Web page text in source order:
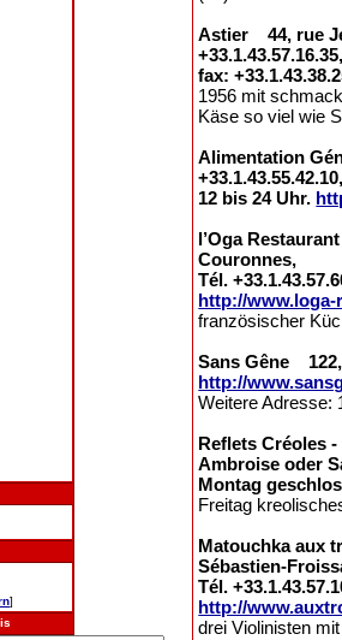
]
Astier 44, rue
fax:
1956 mit
Käse so viel wie
Alimentation
12 bis 24 Uhr.
l’Oga
Couronnes,
Tél.
http://www.loga-
französischer
Sans Gêne 122,
http://
Weitere Adresse:
Reflets Créoles
Ambroise oder
Montag
Freitag
Matouchka aux
Sébastien-
Tél.
http://
drei Violinisten